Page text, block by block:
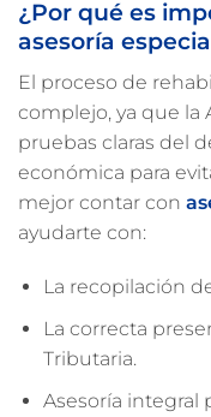
¿Por qué es
asesoría
El proceso de
complejo, ya que la
pruebas claras del
económica para
mejor contar con
ayudarte con:
La recopilación
La correcta
Tributaria.
Asesoría integral